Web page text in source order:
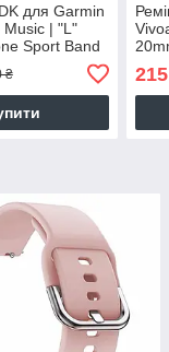
для Garmin
Music | "L"
Sport Band
₴ 215